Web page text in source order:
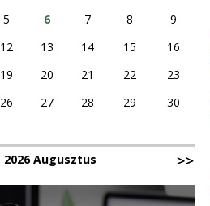
5 6 7 8
9
12 13 14 15
16
19 20 21 22
23
26 27 28 29
30
2026 Augusztus